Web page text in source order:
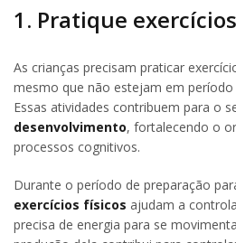
1. Pratique
As crianças precisam praticar
mesmo que não estejam em período
Essas atividades contribuem para o
desenvolvimento, fortalecendo o
processos cognitivos.
Durante o período de preparação
exercícios físicos ajudam a
precisa de energia para se